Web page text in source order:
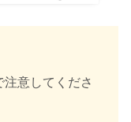
注意してくださ